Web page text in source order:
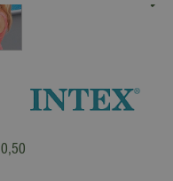
0,50